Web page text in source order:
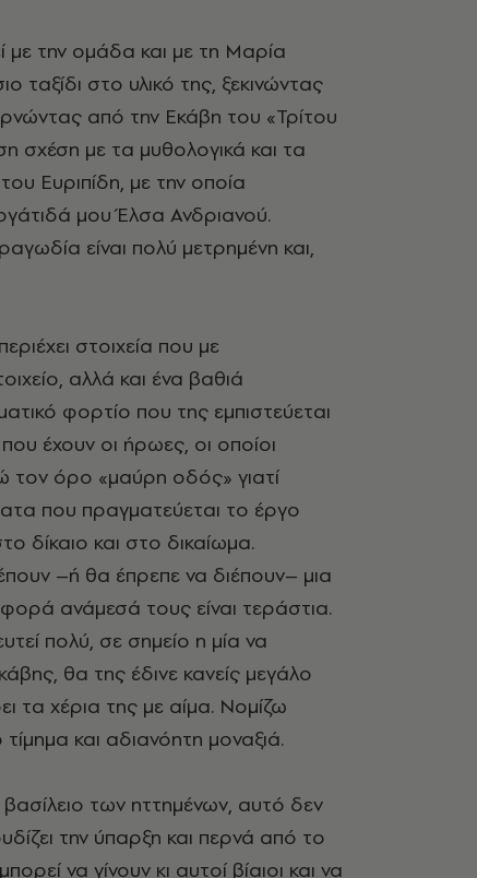
με την ομάδα και με τη Μαρία
ταξίδι στο υλικό της, ξεκινώντας
από την Εκάβη του «Τρίτου
σχέση με τα μυθολογικά και τα
Ευριπίδη, με την οποία
μου Έλσα Ανδριανού.
είναι πολύ μετρημένη και,
στοιχεία που με
αλλά και ένα βαθιά
φορτίο που της εμπιστεύεται
έχουν οι ήρωες, οι οποίοι
τον όρο «μαύρη οδός» γιατί
που πραγματεύεται το έργο
δίκαιο και στο δικαίωμα.
–ή θα έπρεπε να διέπουν– μια
ανάμεσά τους είναι τεράστια.
πολύ, σε σημείο η μία να
θα της έδινε κανείς μεγάλο
τα χέρια της με αίμα. Νομίζω
και αδιανόητη μοναξιά.
των ηττημένων, αυτό δεν
την ύπαρξη και περνά από το
να γίνουν κι αυτοί βίαιοι και να